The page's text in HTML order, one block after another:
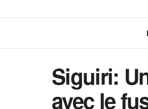
Siguiri:
avec le